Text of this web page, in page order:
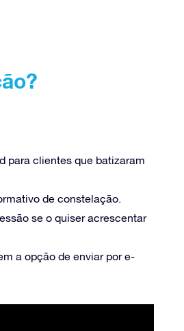
para clientes que batizaram
de constelação.
se o quiser acrescentar
a opção de enviar por e-